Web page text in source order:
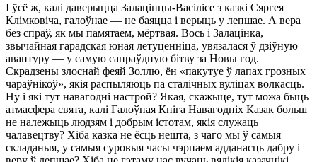
І ўсё ж, калі даверыцца Залацінцы-Васілісе з казкі Сяргея
Клімковіча, галоўнае — не баяцца і верыць у лепшае. А вера
без спраў, як мы памятаем, мёртвая. Вось і Залацінка,
звычайная гарадская юная летуценніца, увязалася ў дзіўную
авантуру — у самую сапраўдную бітву за Новы год.
Скрадзены злоснай феяй Золлю, ён «пакутуе ў лапах грозных
чараўнікоў», якія распыляюць па сталічных вуліцах волкасць.
Ну і які тут навагодні настрой? Якая, скажыце, тут можа быць
атмасфера свята, калі Галоўная Кніга Навагодніх Казак больш
не належыць людзям і добрым істотам, якія служаць
чалавецтву? Хіба казка не ёсць нешта, з чаго мы ў самыя
складаныя, у самыя суровыя часы чэрпаем адданасць дабру і